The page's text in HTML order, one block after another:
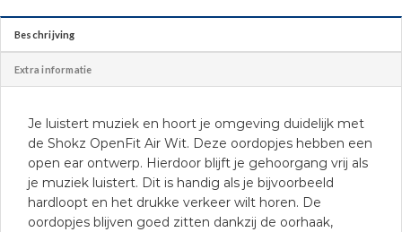
Beschrijving
Extra informatie
Je luistert muziek en hoort je omgeving duidelijk met
de Shokz OpenFit Air Wit. Deze oordopjes hebben een
open ear ontwerp. Hierdoor blijft je gehoorgang vrij als
je muziek luistert. Dit is handig als je bijvoorbeeld
hardloopt en het drukke verkeer wilt horen. De
oordopjes blijven goed zitten dankzij de oorhaak,